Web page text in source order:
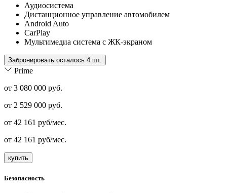
Аудиосистема
Дистанционное управление автомобилем
Android Auto
CarPlay
Мультимедиа система с ЖК-экраном
Забронировать осталось 4 шт.
Prime
от 3 080 000 руб.
от 2 529 000 руб.
от 42 161 руб/мес.
от 42 161 руб/мес.
купить
Безопасность